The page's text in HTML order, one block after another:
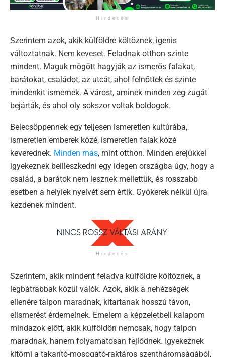
Hirdetés
Szerintem azok, akik külföldre költöznek, igenis
változtatnak. Nem keveset. Feladnak otthon szinte
mindent. Maguk mögött hagyják az ismerős falakat,
barátokat, családot, az utcát, ahol felnőttek és szinte
mindenkit ismernek. A várost, aminek minden zeg-zugát
bejárták, és ahol oly sokszor voltak boldogok.
Belecsöppennek egy teljesen ismeretlen kultúrába,
ismeretlen emberek közé, ismeretlen falak közé
keverednek. Minden más, mint otthon. Minden erejükkel
igyekeznek beilleszkedni egy idegen országba úgy, hogy a
család, a barátok nem lesznek mellettük, és rosszabb
esetben a helyiek nyelvét sem értik. Gyökerek nélkül újra
kezdenek mindent.
Hirdetés
Szerintem, akik mindent feladva külföldre költöznek, a
legbátrabbak közül valók. Azok, akik a nehézségek
ellenére talpon maradnak, kitartanak hosszú távon,
elismerést érdemelnek. Emelem a képzeletbeli kalapom
mindazok előtt, akik külföldön nemcsak, hogy talpon
maradnak, hanem folyamatosan fejlődnek. Igyekeznek
kitörni a takarító-mosogató-raktáros szentháromságából,